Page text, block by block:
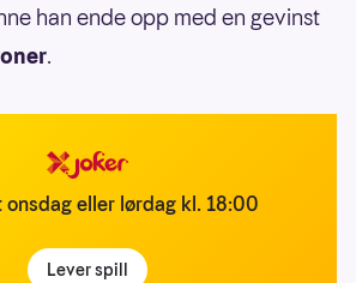
han ende opp med en gevinst
.
eller lørdag kl. 18:00
Lever spill